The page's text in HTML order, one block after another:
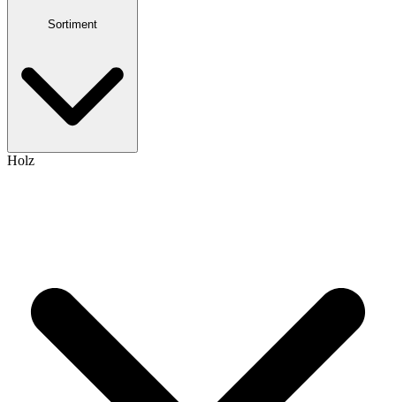
Sortiment
Holz